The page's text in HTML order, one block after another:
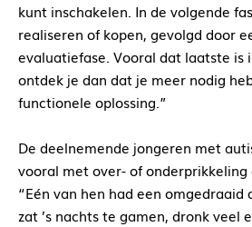
kunt inschakelen. In de volgende
realiseren of kopen, gevolgd door
evaluatiefase. Vooral dat laatste is
ontdek je dan dat je meer nodig
functionele oplossing.”
De deelnemende jongeren met
vooral met over- of
“Eén van hen had een
zat ’s nachts te gamen, dronk veel